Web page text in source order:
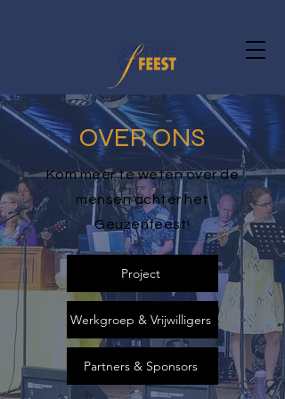
OVER ONS
Kom meer te weten over de
mensen achter het
Geuzenfeest!
Project
Werkgroep & Vrijwilligers
Partners & Sponsors